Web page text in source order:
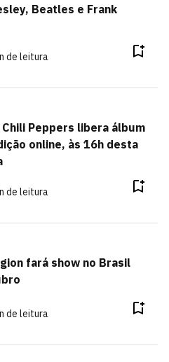
Beatles e Frank
de leitura
Chili Peppers libera álbum
online, às 16h desta
de leitura
fará show no Brasil
de leitura